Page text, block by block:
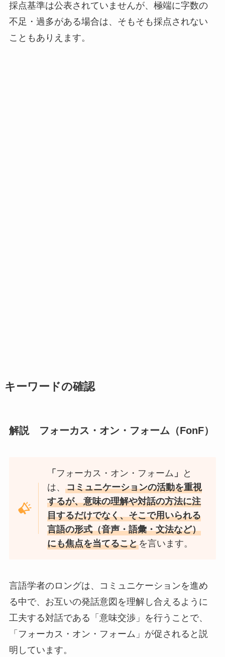
採点基準は公表されていませんが、極端に字数の
不足・過多がある場合は、そもそも採点されない
こともありえます。
キーワードの確認
解説 フォーカス・オン・フォーム（FonF）
「 フォーカス・オン・フォーム 」
と
は、コミュニケーションの活動を重視
するが、意味の理解や対話の方法に注
目するだけでなく、そこで用いられる
言語の形式（音声・語彙・文法など）
にも焦点を当てることを言います。
言語学者のロングは、コミュニケーションを進め
る中で、お互いの発話意図を理解し合えるように
工夫する対話である「意味交渉」を行うことで、
「フォーカス・オン・フォーム」が促されると説
明しています。